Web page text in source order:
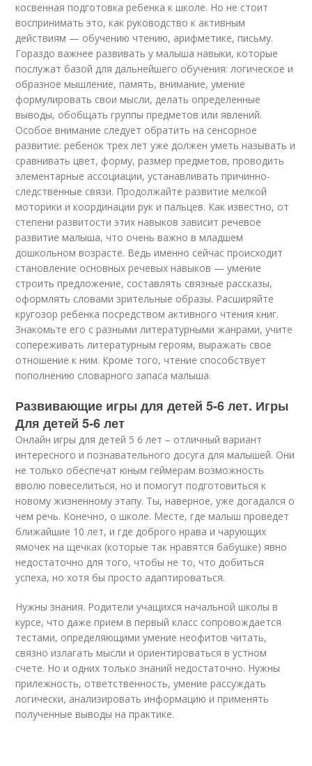
косвенная подготовка ребенка к школе. Но не стоит
воспринимать это, как руководство к активным
действиям — обучению чтению, арифметике, письму.
Гораздо важнее развивать у малыша навыки, которые
послужат базой для дальнейшего обучения: логическое и
образное мышление, память, внимание, умение
формулировать свои мысли, делать определенные
выводы, обобщать группы предметов или явлений.
Особое внимание следует обратить на сенсорное
развитие: ребенок трех лет уже должен уметь называть и
сравнивать цвет, форму, размер предметов, проводить
элементарные ассоциации, устанавливать причинно-
следственные связи. Продолжайте развитие мелкой
моторики и координации рук и пальцев. Как известно, от
степени развитости этих навыков зависит речевое
развитие малыша, что очень важно в младшем
дошкольном возрасте. Ведь именно сейчас происходит
становление основных речевых навыков — умение
строить предложение, составлять связные рассказы,
оформлять словами зрительные образы. Расширяйте
кругозор ребенка посредством активного чтения книг.
Знакомьте его с разными литературными жанрами, учите
сопереживать литературным героям, выражать свое
отношение к ним. Кроме того, чтение способствует
пополнению словарного запаса малыша.
Развивающие игры для детей 5-6 лет. Игры
Для детей 5-6 лет
Онлайн игры для детей 5 6 лет – отличный вариант
интересного и познавательного досуга для малышей. Они
не только обеспечат юным геймерам возможность
вволю повеселиться, но и помогут подготовиться к
новому жизненному этапу. Ты, наверное, уже догадался о
чем речь. Конечно, о школе. Месте, где малыш проведет
ближайшие 10 лет, и где доброго нрава и чарующих
ямочек на щечках (которые так нравятся бабушке) явно
недостаточно для того, чтобы не то, что добиться
успеха, но хотя бы просто адаптироваться.
Нужны знания. Родители учащихся начальной школы в
курсе, что даже прием в первый класс сопровождается
тестами, определяющими умение неофитов читать,
связно излагать мысли и ориентироваться в устном
счете. Но и одних только знаний недостаточно. Нужны
прилежность, ответственность, умение рассуждать
логически, анализировать информацию и применять
полученные выводы на практике.